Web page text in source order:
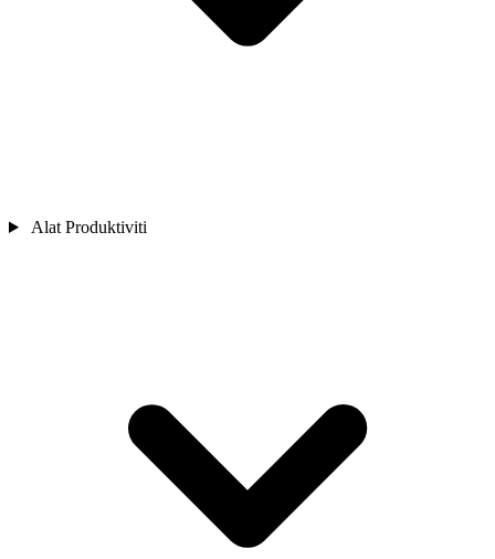
Alat Produktiviti